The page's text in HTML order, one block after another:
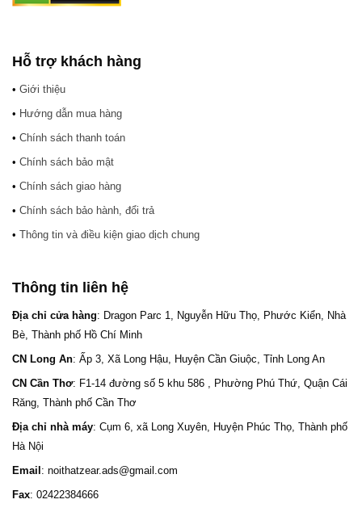
Hỗ trợ khách hàng
• Giới thiệu
• Hướng dẫn mua hàng
• Chính sách thanh toán
• Chính sách bảo mật
• Chính sách giao hàng
• Chính sách bảo hành, đổi trả
• Thông tin và điều kiện giao dịch chung
Thông tin liên hệ
Địa chỉ cửa hàng: Dragon Parc 1, Nguyễn Hữu Thọ, Phước Kiển, Nhà
Bè, Thành phố Hồ Chí Minh
CN Long An: Ấp 3, Xã Long Hậu, Huyện Cần Giuộc, Tỉnh Long An
CN Cần Thơ: F1-14 đường số 5 khu 586 , Phường Phú Thứ, Quận Cái
Răng, Thành phố Cần Thơ
Địa chỉ nhà máy: Cụm 6, xã Long Xuyên, Huyện Phúc Thọ, Thành phố
Hà Nội
Email : noithatzear.ads@gmail.com
Fax: 02422384666